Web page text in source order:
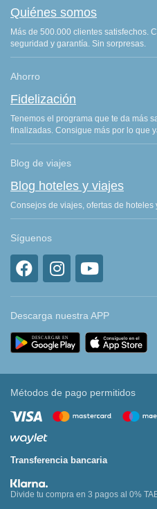
Quiénes somos
Más de 500.000 clientes satisfechos.
seguridad y garantía. Sin sorpresas.
Ahorro
Fidelización
Tenemos el programa que te da más
finalizadas. Consigue más por lo que
Blog de viajes
Blog hoteles y viajes
Consejos de viajes, ofertas de hoteles
Síguenos
Descarga nuestra APP
Métodos de pago permitidos
Transferencia bancaria
Divide tu compra en 3 pagos al 0%